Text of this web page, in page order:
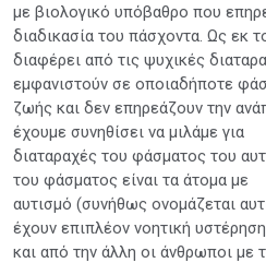
με βιολογικό υπόβαθρο που
διαδικασία του πάσχοντα. Ως εκ
διαφέρει από τις ψυχικές
εμφανιστούν σε οποιαδήποτε
ζωής και δεν επηρεάζουν την
έχουμε συνηθίσει να μιλάμε για
διαταραχές του φάσματος του
του φάσματος είναι τα άτομα με
αυτισμό (συνήθως ονομάζεται
έχουν επιπλέον νοητική υστέρηση
και από την άλλη οι άνθρωποι με